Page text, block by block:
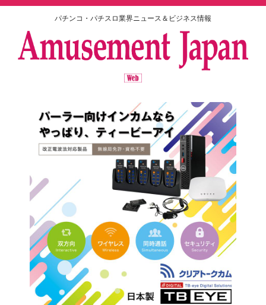
パチンコ・パチスロ業界ニュース＆ビジネス情報